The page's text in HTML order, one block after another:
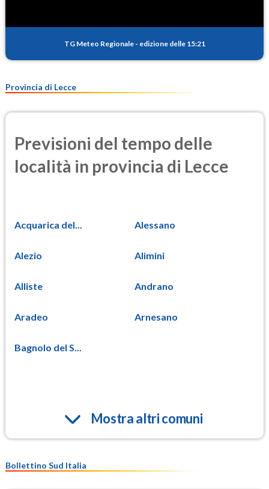
TG Meteo Regionale - edizione delle 15:21
Provincia di Lecce
Previsioni del tempo delle
località in provincia di Lecce
Acquarica del... Alessano
Alezio Alimini
Alliste Andrano
Aradeo Arnesano
Bagnolo del S...
Mostra altri comuni
Bollettino Sud Italia